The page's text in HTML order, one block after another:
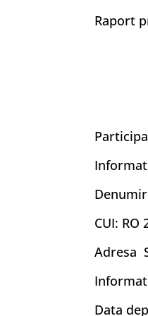
Raport
CUI: RO
Adresa
Data